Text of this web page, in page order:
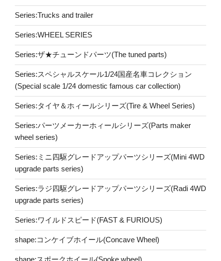
Series:Trucks and trailer
Series:WHEEL SERIES
Series:ザ★チューンドパーツ(The tuned parts)
Series:スペシャルスケール1/24国産名車コレクション
(Special scale 1/24 domestic famous car collection)
Series:タイヤ＆ホィールシリーズ(Tire & Wheel Series)
Series:パーツメーカーホィールシリーズ(Parts maker
wheel series)
Series:ミニ四駆グレードアップパーツシリーズ(Mini 4WD
upgrade parts series)
Series:ラジ四駆グレードアップパーツシリーズ(Radi 4WD
upgrade parts series)
Series:ワイルドスピード(FAST & FURIOUS)
shape:コンケイブホイール(Concave Wheel)
shape:スポークホイール(Spoke wheel)